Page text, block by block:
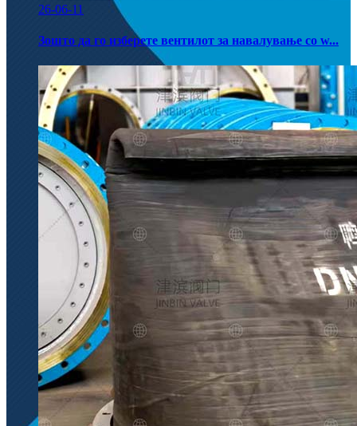
26-06-11
Зошто да го изберете вентилот за навалување со w...